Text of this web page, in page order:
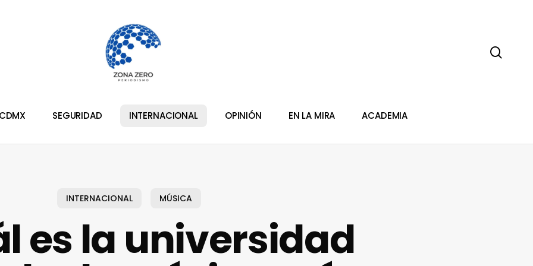
CDMX SEGURIDAD INTERNACIONAL OPINIÓN EN LA MIRA ACADEMIA
INTERNACIONAL MÚSICA
es la universidad